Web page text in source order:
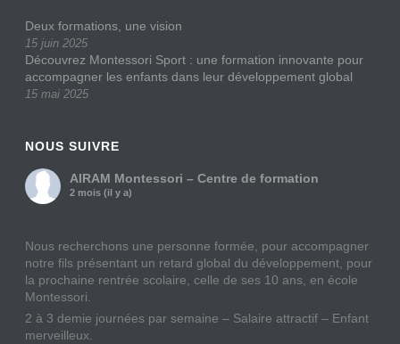
Deux formations, une vision
15 juin 2025
Découvrez Montessori Sport : une formation innovante pour
accompagner les enfants dans leur développement global
15 mai 2025
NOUS SUIVRE
AIRAM Montessori – Centre de formation
2 mois (il y a)
Nous recherchons une personne formée, pour accompagner
notre fils présentant un retard global du développement, pour
la prochaine rentrée scolaire, celle de ses 10 ans, en école
Montessori.
2 à 3 demie journées par semaine – Salaire attractif – Enfant
merveilleux.